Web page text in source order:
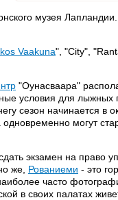
музея
Vaakuna", "City",
"Оунасваара"
условия для лыжных
сезон начинается в
могут
экзамен на право
же, Рованиеми - это
часто
в своих палатах